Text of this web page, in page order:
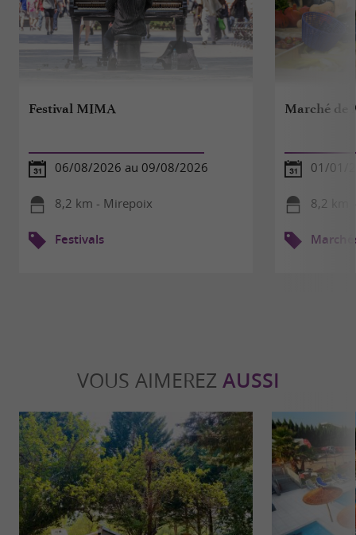
Festival MIMA
06/08/2026 au 09/08/2026
8,2 km - Mirepoix
Festivals
Marché de
01/01/
8,2 km
VOUS AIMEREZ AUSSI